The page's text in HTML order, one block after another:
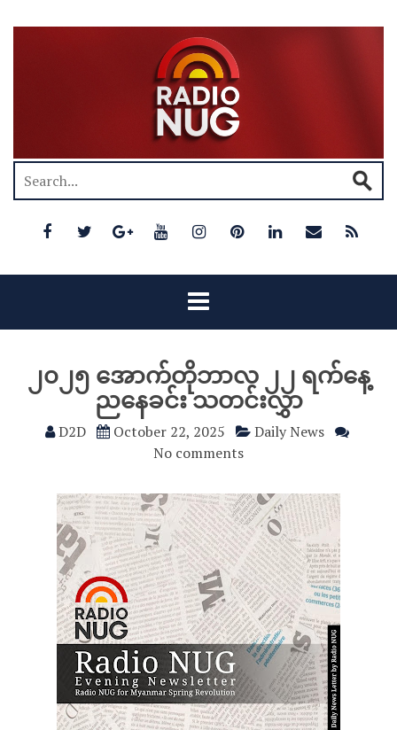
၂၀၂၅ အောက်တိုဘာလ ၂၂ ရက်နေ့
ညနေခင်း သတင်းလွှာ
D2D October 22, 2025
Daily News
No comments